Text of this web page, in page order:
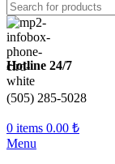
Hotline 24/7
(505) 285-5028
0 items 0.00 ₺
Menu